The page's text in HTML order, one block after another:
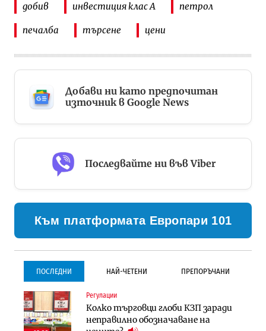
добив инвестиция клас А петрол
печалба търсене цени
Добави ни като предпочитан
източник в Google News
Последвайте ни във Viber
Към платформата Европари 101
ПОСЛЕДНИ НАЙ-ЧЕТЕНИ ПРЕПОРЪЧАНИ
Регулации
Колко търговци глоби КЗП заради
неправилно обозначаване на
Градоустройство
Столична община избра
изпълнител за преместването на
Инфраструктура
Проектирането на тунела под
Петрохан ще върви паралелно с